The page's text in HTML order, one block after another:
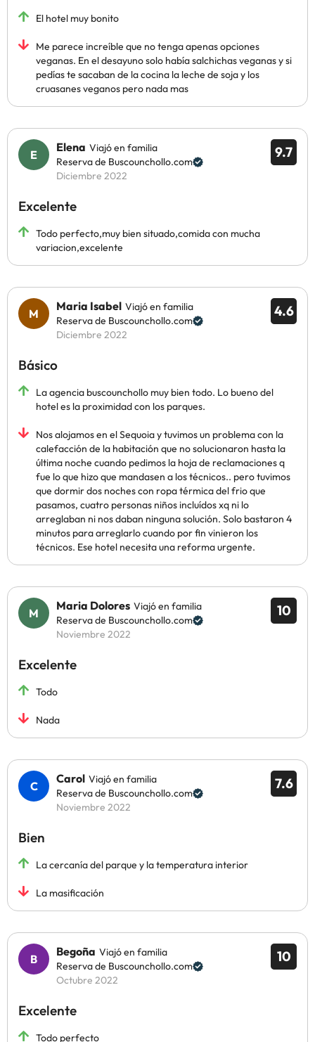
El hotel muy bonito
Me parece increíble que no tenga apenas opciones
veganas. En el desayuno solo había salchichas veganas y si
pedías te sacaban de la cocina la leche de soja y los
cruasanes veganos pero nada mas
9.7
Elena Viajó en familia
Reserva de Buscounchollo.com
Diciembre 2022
Excelente
Todo perfecto,muy bien situado,comida con mucha
variacion,excelente
4.6
Maria Isabel Viajó en familia
Reserva de Buscounchollo.com
Diciembre 2022
Básico
La agencia buscounchollo muy bien todo. Lo bueno del
hotel es la proximidad con los parques.
Nos alojamos en el Sequoia y tuvimos un problema con la
calefacción de la habitación que no solucionaron hasta la
última noche cuando pedimos la hoja de reclamaciones q
fue lo que hizo que mandasen a los técnicos.. pero tuvimos
que dormir dos noches con ropa térmica del frio que
pasamos, cuatro personas niños incluídos xq ni lo
arreglaban ni nos daban ninguna solución. Solo bastaron 4
minutos para arreglarlo cuando por fin vinieron los
técnicos. Ese hotel necesita una reforma urgente.
10
Maria Dolores Viajó en familia
Reserva de Buscounchollo.com
Noviembre 2022
Excelente
Todo
Nada
7.6
Carol Viajó en familia
Reserva de Buscounchollo.com
Noviembre 2022
Bien
La cercanía del parque y la temperatura interior
La masificación
10
Begoña Viajó en familia
Reserva de Buscounchollo.com
Octubre 2022
Excelente
Todo perfecto